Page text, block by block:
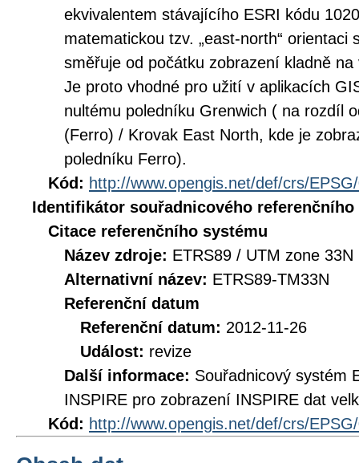
ekvivalentem stávajícího ESRI kódu
matematickou tzv. „east-north“ orientaci
směřuje od počátku zobrazení kladně
Je proto vhodné pro užití v aplikacích
nultému poledníku Grenwich ( na rozdíl
(Ferro) / Krovak East North, kde je
poledníku Ferro).
Kód: http://www.opengis.net/def/crs/
Identifikátor souřadnicového referenčního
Citace referenčního systému
Název zdroje: ETRS89 / UTM zone 33N
Alternativní název: ETRS89-TM33N
Referenční datum
Referenční datum: 2012-11-26
Událost: revize
Další informace: Souřadnicový systém
INSPIRE pro zobrazení INSPIRE dat
Kód: http://www.opengis.net/def/crs/